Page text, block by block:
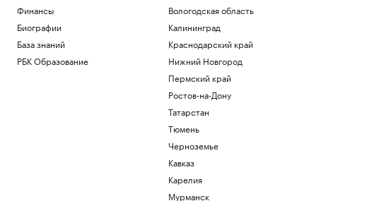
Финансы
Биографии
База знаний
РБК Образование
Вологодская область
Калининград
Краснодарский край
Нижний Новгород
Пермский край
Ростов-на-Дону
Татарстан
Тюмень
Черноземье
Кавказ
Карелия
Мурманск